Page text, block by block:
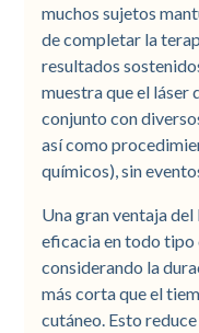
muchos sujetos
de completar la
resultados
muestra que el láser
conjunto con
así como
químicos), sin
Una gran ventaja
eficacia en todo tipo
considerando la
más corta que el
cutáneo. Esto